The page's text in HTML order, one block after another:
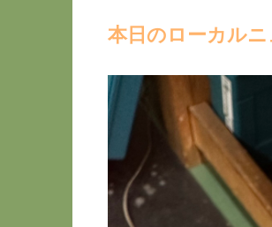
本日のローカルニ